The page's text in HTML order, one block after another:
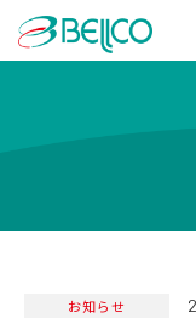
お知らせ